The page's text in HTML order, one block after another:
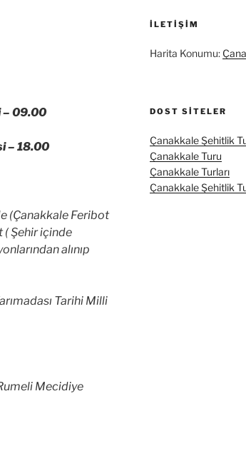
– 09.00
– 18.00
(Çanakkale Feribot
( Şehir içinde
alınıp
Tarihi Milli
Mecidiye
İLETIŞIM
Harita Konumu:
DOST SITELER
Çanakkale Şehitlik
Çanakkale Turu
Çanakkale Turları
Çanakkale Şehitlik